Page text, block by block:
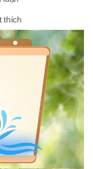
thích